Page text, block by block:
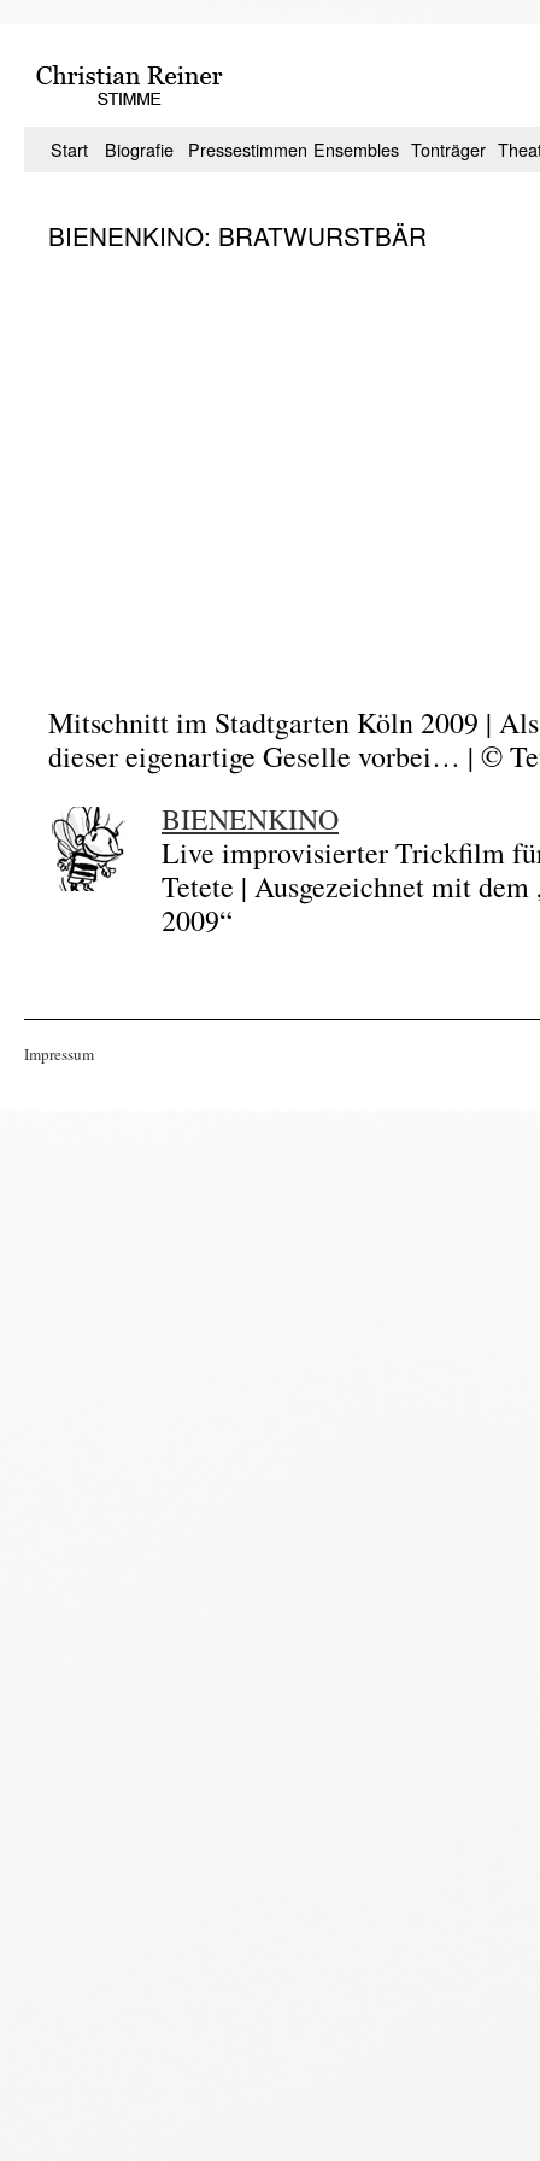
springen
Start Biografie Pressestimmen Ensembles Tonträger
BIENENKINO: BRATWURSTBÄR
Mitschnitt im Stadtgarten Köln 2009 |
dieser eigenartige Geselle vorbei… | ©
BIENENKINO
Live improvisierter Trickfilm
Tetete | Ausgezeichnet mit dem
2009“
Impressum